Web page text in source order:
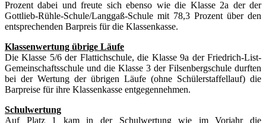
Prozent dabei und freute sich ebenso wie die Klasse 2a der der
Gottlieb-Rühle-Schule/Langgaß-Schule mit 78,3 Prozent über den
entsprechenden Barpreis für die Klassenkasse.
Klassenwertung übrige Läufe
Die Klasse 5/6 der Flattichschule, die Klasse 9a der Friedrich-List-
Gemeinschaftsschule und die Klasse 3 der Filsenbergschule durften
bei der Wertung der übrigen Läufe (ohne Schülerstaffellauf) die
Barpreise für ihre Klassenkasse entgegennehmen.
Schulwertung
Auf Platz 1 kam in der Schulwertung wie im Vorjahr die